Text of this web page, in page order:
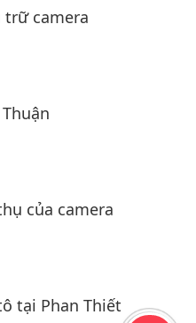
camera
của camera
tại Phan Thiết